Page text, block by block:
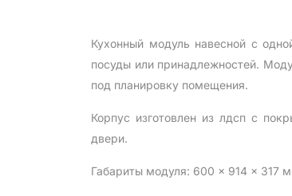
Кухонный модуль навесной с
посуды или принадлежностей.
под планировку помещения.
Корпус изготовлен из лдсп с
двери.
Габариты модуля: 600 × 914 × 317